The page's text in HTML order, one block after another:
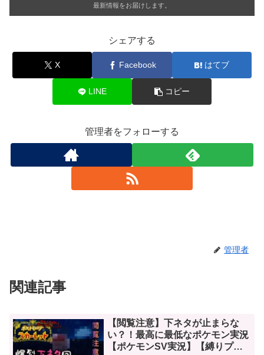
最新情報をお届けします。
シェアする
X Facebook はてブ
LINE コピー
管理者をフォローする
管理者
関連記事
【閲覧注意】下ネタが止まらな
い？！最高に最低なポケモン実況
【ポケモンSV実況】【縛りプレ